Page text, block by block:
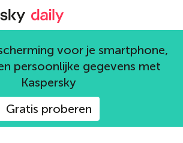
Kaspersky official blog
voor je smartphone,
persoonlijke gegevens met
Kaspersky
Gratis proberen